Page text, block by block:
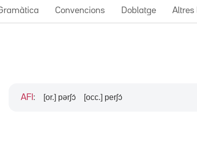
Convencions Doblatge Altres
AFI : [or.] pərʃɔ́ [occ.] perʃɔ́